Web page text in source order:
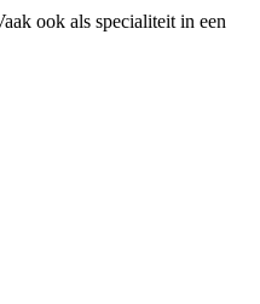
ook als specialiteit in een